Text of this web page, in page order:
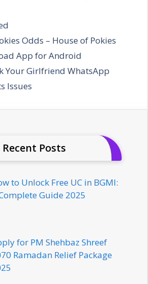
Odds – House of Pokies
App for Android
Your Girlfriend WhatsApp
Issues
Recent Posts
to Unlock Free UC in BGMI:
Guide 2025
for PM Shehbaz Shreef
Ramadan Relief Package